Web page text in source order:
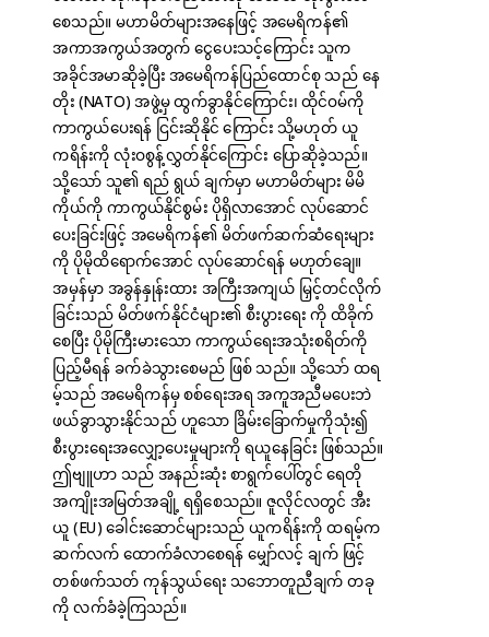
စေသည်။ မဟာမိတ်များအနေဖြင့် အမေရိကန်၏
အကာအကွယ်အတွက် ငွေပေးသင့်ကြောင်း သူက
အခိုင်အမာဆိုခဲ့ပြီး အမေရိကန်ပြည်ထောင်စု သည် နေ
တိုး (NATO) အဖွဲ့မှ ထွက်ခွာနိုင်ကြောင်း၊ ထိုင်ဝမ်ကို
ကာကွယ်ပေးရန် ငြင်းဆိုနိုင် ကြောင်း သို့မဟုတ် ယူ
ကရိန်းကို လုံးဝစွန့်လွှတ်နိုင်ကြောင်း ပြောဆိုခဲ့သည်။
သို့သော် သူ၏ ရည် ရွယ် ချက်မှာ မဟာမိတ်များ မိမိ
ကိုယ်ကို ကာကွယ်နိုင်စွမ်း ပိုရှိလာအောင် လုပ်ဆောင်
ပေးခြင်းဖြင့် အမေရိကန်၏ မိတ်ဖက်ဆက်ဆံရေးများ
ကို ပိုမိုထိရောက်အောင် လုပ်ဆောင်ရန် မဟုတ်ချေ။
အမှန်မှာ အခွန်နှုန်းထား အကြီးအကျယ် မြှင့်တင်လိုက်
ခြင်းသည် မိတ်ဖက်နိုင်ငံများ၏ စီးပွားရေး ကို ထိခိုက်
စေပြီး ပိုမိုကြီးမားသော ကာကွယ်ရေးအသုံးစရိတ်ကို
ပြည့်မီရန် ခက်ခဲသွားစေမည် ဖြစ် သည်။ သို့သော် ထရ
မ့်သည် အမေရိကန်မှ စစ်ရေးအရ အကူအညီမပေးဘဲ
ဖယ်ခွာသွားနိုင်သည် ဟူသော ခြိမ်းခြောက်မှုကိုသုံး၍
စီးပွားရေးအလျှော့ပေးမှုများကို ရယူနေခြင်း ဖြစ်သည်။
ဤဗျူဟာ သည် အနည်းဆုံး စာရွက်ပေါ်တွင် ရေတို
အကျိုးအမြတ်အချို့ ရရှိစေသည်။ ဇူလိုင်လတွင် အီး
ယူ (EU) ခေါင်းဆောင်များသည် ယူကရိန်းကို ထရမ့်က
ဆက်လက် ထောက်ခံလာစေရန် မျှော်လင့် ချက် ဖြင့်
တစ်ဖက်သတ် ကုန်သွယ်ရေး သဘောတူညီချက် တခု
ကို လက်ခံခဲ့ကြသည်။